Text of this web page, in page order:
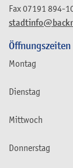
Fax07191 894-
Öffnungszeiten
Montag
Dienstag
Mittwoch
Donnerstag